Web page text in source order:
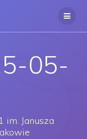
05-
im. Janusza